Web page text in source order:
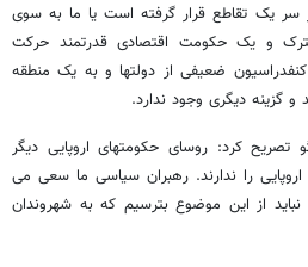
سر یک تقاطع قرار گرفته است یا ما به سوی
و یک حکومت اقتصادی قدرتمند حرکت
کنفدراسیون ضعیفی از دولتها و به یک منطقه
گزینه دیگری وجود ندارد.
کرد: روسای حکومتهای اروپایی دیگر
را ندارند. رهبران سیاسی ما سعی می
از این موضوع بترسیم که به شهروندان